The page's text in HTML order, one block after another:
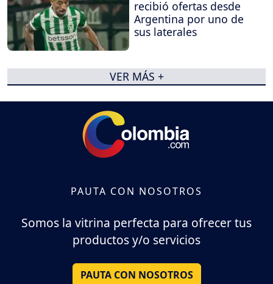
recibió ofertas desde
Argentina por uno de
sus laterales
VER MÁS +
PAUTA CON NOSOTROS
Somos la vitrina perfecta para ofrecer tus
productos y/o servicios
PAUTA CON NOSOTROS